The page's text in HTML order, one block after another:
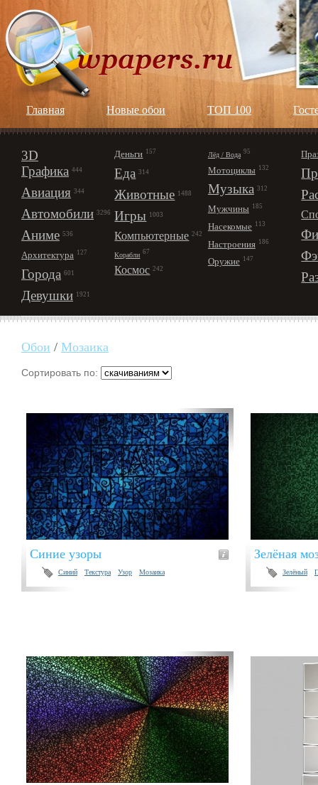
Главная Новые обои ТОП 100
3D
Графика 444
Авиация 344
Автомобили 3296
Аниме 536
Архитектура 127
Города 601
Девушки 1921
Деньги 157
Еда 314
Животные 1488
Игры 1003
Компьютерные 242
Корабли 67
Космос 242
Лёд / Вода 95
Мотоциклы 132
Музыка 312
Мужчины 185
Насекомые 113
Настроения 186
Оружие 147
Обои / Мозаика
Сортировать по:
Синие узоры
Синий Текстура Узор Мозаика
Зелёная
Зелёный